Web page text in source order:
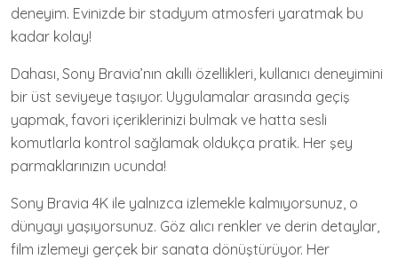
deneyim. Evinizde bir stadyum atmosferi yaratmak bu
kadar kolay!
Dahası, Sony Bravia’nın akıllı özellikleri, kullanıcı deneyimini
bir üst seviyeye taşıyor. Uygulamalar arasında geçiş
yapmak, favori içeriklerinizi bulmak ve hatta sesli
komutlarla kontrol sağlamak oldukça pratik. Her şey
parmaklarınızın ucunda!
Sony Bravia 4K ile yalnızca izlemekle kalmıyorsunuz, o
dünyayı yaşıyorsunuz. Göz alıcı renkler ve derin detaylar,
film izlemeyi gerçek bir sanata dönüştürüyor. Her